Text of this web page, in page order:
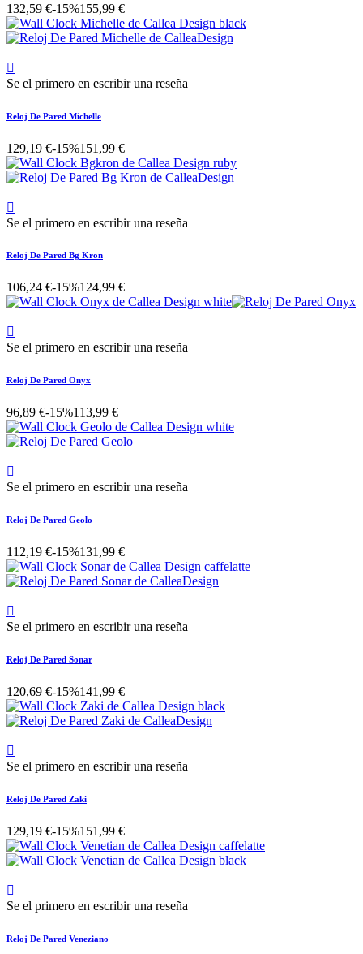
132,59 €-15%155,99 €

Se el primero en escribir una reseña
Reloj De Pared Michelle
129,19 €-15%151,99 €

Se el primero en escribir una reseña
Reloj De Pared Bg Kron
106,24 €-15%124,99 €

Se el primero en escribir una reseña
Reloj De Pared Onyx
96,89 €-15%113,99 €

Se el primero en escribir una reseña
Reloj De Pared Geolo
112,19 €-15%131,99 €

Se el primero en escribir una reseña
Reloj De Pared Sonar
120,69 €-15%141,99 €

Se el primero en escribir una reseña
Reloj De Pared Zaki
129,19 €-15%151,99 €

Se el primero en escribir una reseña
Reloj De Pared Veneziano